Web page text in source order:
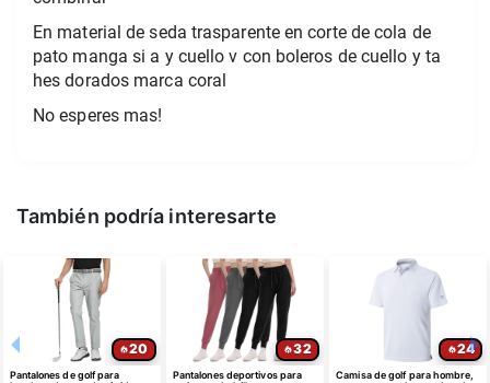
En material de seda trasparente en corte de cola de
pato manga si a y cuello v con boleros de cuello y ta
hes dorados marca coral
No esperes mas!
También podría interesarte
20
Pantalones de golf para
32
Pantalones deportivos para
24
Camisa de golf para hombre,